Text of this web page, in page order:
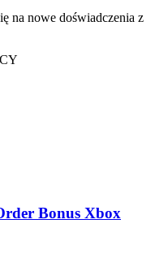
na nowe doświadczenia z
Bonus Xbox